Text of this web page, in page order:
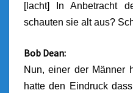
[lacht] In Anbetracht
schauten sie alt aus?
Bob Dean:
Nun, einer der Männer
hatte den Eindruck